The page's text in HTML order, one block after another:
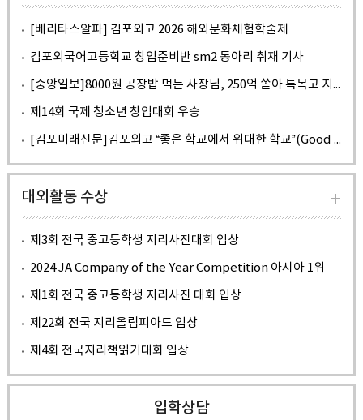
[베리타스알파] 김포외고 2026 해외문화체험학술제
김포외국어고등학교 창업준비반 sm2 동아리 취재 기사
[중앙일보]8000원 공장밥 먹는 사장님, 250억 쏟아 특목고 지었다 (중앙일보 24년 10월 10일 기사)
제14회 국제 청소년 창업대회 우승
[김포미래신문]김포외고 “좋은 학교에서 위대한 학교”(Good to Great School, GFLHS), “실력있는 학교”로
[성적을 부탁해 티처스 3화]아침 밥이 9첩 반상? 학교 만족도 200%! 남다른 김포외고 클래스
대외활동 수상
제3회 전국 중고등학생 지리사진대회 입상
2024 JA Company of the Year Competition 아시아 1위
제1회 전국 중고등학생 지리사진 대회 입상
제22회 전국 지리올림피아드 입상
제4회 전국지리책읽기대회 입상
IYF 영어말하기 대회 수상
입학상담